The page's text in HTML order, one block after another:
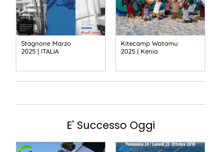
Stagnone Marzo
2025 | ITALIA
Kitecamp Watamu
2025 | Kenia
E' Successo Oggi